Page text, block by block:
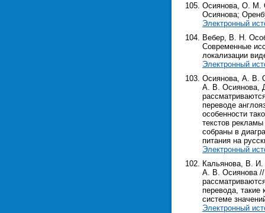
Осиянова, О. М.
Осиянова;
Электронный
Вебер, В. Н.
Современные
локализации
Электронный
Осиянова, А. В.
А. В. Осиянова,
переводе
особенности
текстов
собраны в
питания на
Электронный
Кальянова, В. И.
А. В. Осиянова //
перевода, такие
системе
Электронный